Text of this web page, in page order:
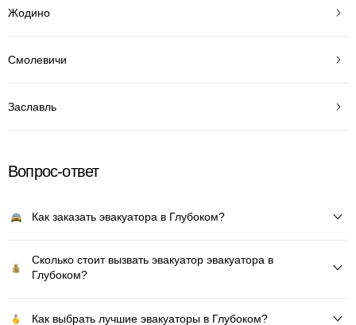
Жодино
Смолевичи
Заславль
Вопрос-ответ
Как заказать эвакуатора в Глубоком?
Сколько стоит вызвать эвакуатор эвакуатора в
Глубоком?
Как выбрать лучшие эвакуаторы в Глубоком?